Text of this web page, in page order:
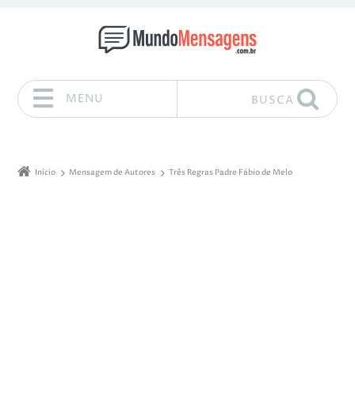
MENU BUSCA
Início Mensagem de Autores Três Regras Padre Fábio de Melo